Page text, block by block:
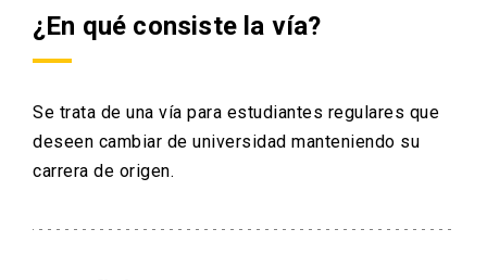
Información para
¿En qué consiste la vía?
Se trata de una vía para estudiantes regulares que
deseen cambiar de universidad manteniendo su
carrera de origen.